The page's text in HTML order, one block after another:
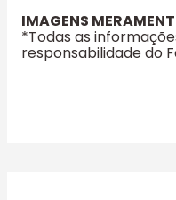
IMAGENS
*Todas as
responsabilidade do